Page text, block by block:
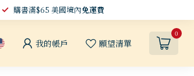
購書滿$65 美國境內免運費
我的帳戶 願望清單
0